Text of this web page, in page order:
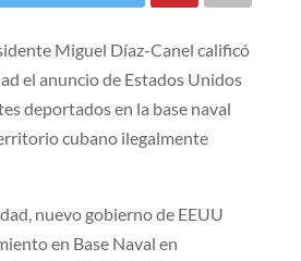
Miguel Díaz-Canel calificó
el anuncio de Estados Unidos
deportados en la base naval
cubano ilegalmente
nuevo gobierno de EEUU
en Base Naval en